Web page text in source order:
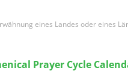
eines Landes oder eines
Prayer Cycle